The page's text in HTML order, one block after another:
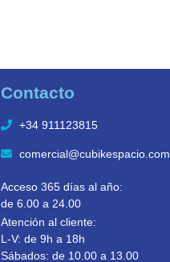
Contacto
+34 911123815
comercial@cubikespacio.com
Acceso 365 días al año:
de 6.00 a 24.00
Atención al cliente:
L-V: de 9h a 18h
Sábados: de 10.00 a 13.00